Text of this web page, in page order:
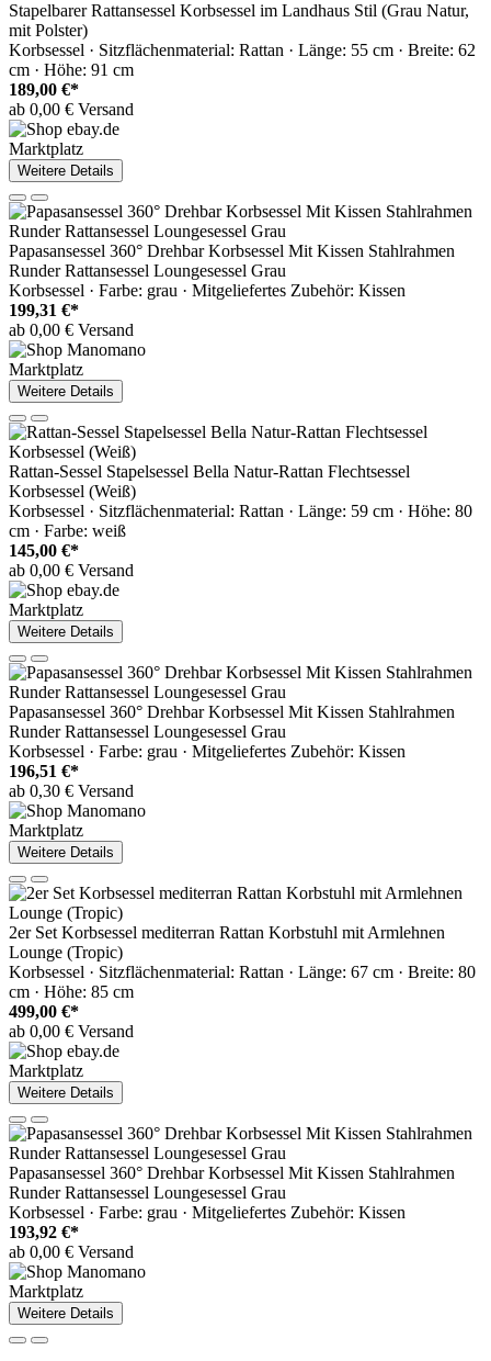
Stapelbarer Rattansessel Korbsessel im Landhaus Stil (Grau Natur,
mit Polster)
Korbsessel · Sitzflächenmaterial: Rattan · Länge: 55 cm · Breite: 62
cm · Höhe: 91 cm
189,00 €*
ab 0,00 € Versand
Marktplatz
Weitere Details
Papasansessel 360° Drehbar Korbsessel Mit Kissen Stahlrahmen
Runder Rattansessel Loungesessel Grau
Korbsessel · Farbe: grau · Mitgeliefertes Zubehör: Kissen
199,31 €*
ab 0,00 € Versand
Marktplatz
Weitere Details
Rattan-Sessel Stapelsessel Bella Natur-Rattan Flechtsessel
Korbsessel (Weiß)
Korbsessel · Sitzflächenmaterial: Rattan · Länge: 59 cm · Höhe: 80
cm · Farbe: weiß
145,00 €*
ab 0,00 € Versand
Marktplatz
Weitere Details
Papasansessel 360° Drehbar Korbsessel Mit Kissen Stahlrahmen
Runder Rattansessel Loungesessel Grau
Korbsessel · Farbe: grau · Mitgeliefertes Zubehör: Kissen
196,51 €*
ab 0,30 € Versand
Marktplatz
Weitere Details
2er Set Korbsessel mediterran Rattan Korbstuhl mit Armlehnen
Lounge (Tropic)
Korbsessel · Sitzflächenmaterial: Rattan · Länge: 67 cm · Breite: 80
cm · Höhe: 85 cm
499,00 €*
ab 0,00 € Versand
Marktplatz
Weitere Details
Papasansessel 360° Drehbar Korbsessel Mit Kissen Stahlrahmen
Runder Rattansessel Loungesessel Grau
Korbsessel · Farbe: grau · Mitgeliefertes Zubehör: Kissen
193,92 €*
ab 0,00 € Versand
Marktplatz
Weitere Details